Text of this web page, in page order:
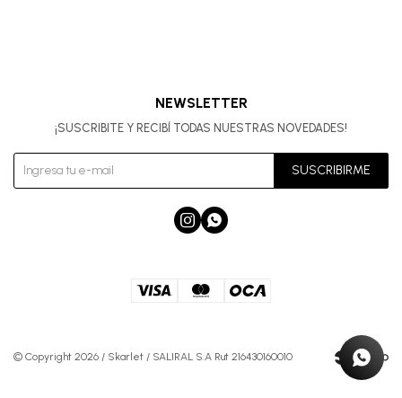
NEWSLETTER
¡SUSCRIBITE Y RECIBÍ TODAS NUESTRAS NOVEDADES!
SUSCRIBIRME
 
© Copyright 2026 / Skarlet / SALIRAL S.A Rut 216430160010